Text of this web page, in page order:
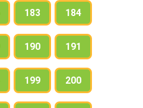
183 184
190 191
199 200